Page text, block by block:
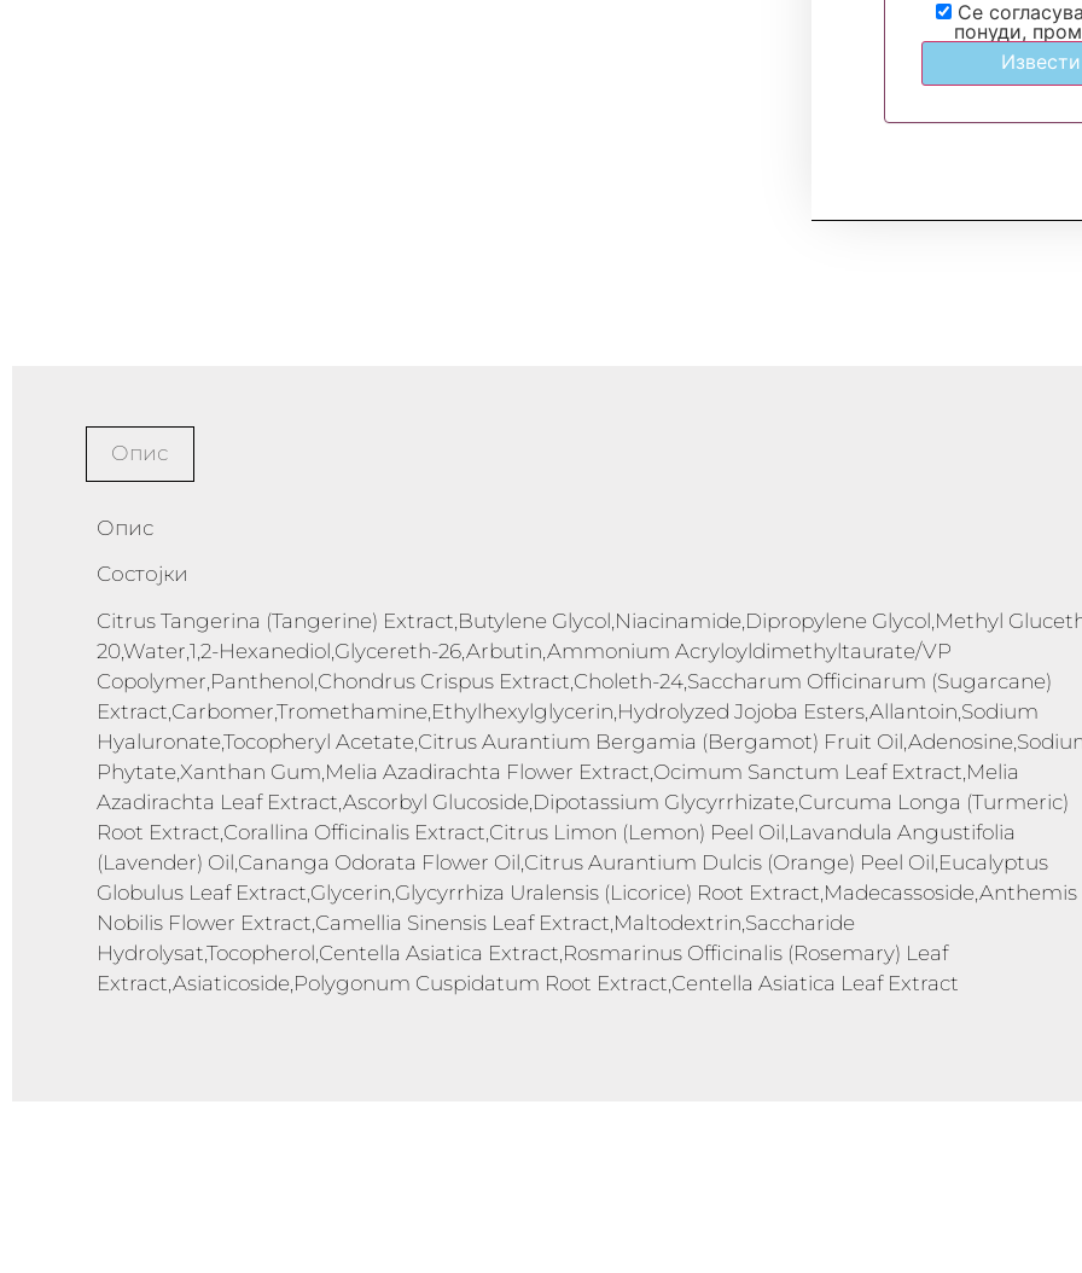
Се
понуди,
Опис
Опис
Состојки
Citrus Tangerina (Tangerine) Extract,Butylene Glycol,Niacinamide,Dipropylene Glycol,Methyl
20,Water,1,2-Hexanediol,Glycereth-26,Arbutin,Ammonium Acryloyldimethyltaurate/VP
Copolymer,Panthenol,Chondrus Crispus Extract,Choleth-24,Saccharum Officinarum (Sugarcane)
Extract,Carbomer,Tromethamine,Ethylhexylglycerin,Hydrolyzed Jojoba Esters,Allantoin,Sodium
Hyaluronate,Tocopheryl Acetate,Citrus Aurantium Bergamia (Bergamot) Fruit
Phytate,Xanthan Gum,Melia Azadirachta Flower Extract,Ocimum Sanctum Leaf Extract,Melia
Azadirachta Leaf Extract,Ascorbyl Glucoside,Dipotassium Glycyrrhizate,Curcuma Longa (Turmeric)
Root Extract,Corallina Officinalis Extract,Citrus Limon (Lemon) Peel Oil,Lavandula Angustifolia
(Lavender) Oil,Cananga Odorata Flower Oil,Citrus Aurantium Dulcis (Orange) Peel Oil,Eucalyptus
Globulus Leaf Extract,Glycerin,Glycyrrhiza Uralensis (Licorice) Root Extract,Madecassoside,Anthemis
Nobilis Flower Extract,Camellia Sinensis Leaf Extract,Maltodextrin,Saccharide
Hydrolysat,Tocopherol,Centella Asiatica Extract,Rosmarinus Officinalis (Rosemary) Leaf
Extract,Asiaticoside,Polygonum Cuspidatum Root Extract,Centella Asiatica Leaf Extract